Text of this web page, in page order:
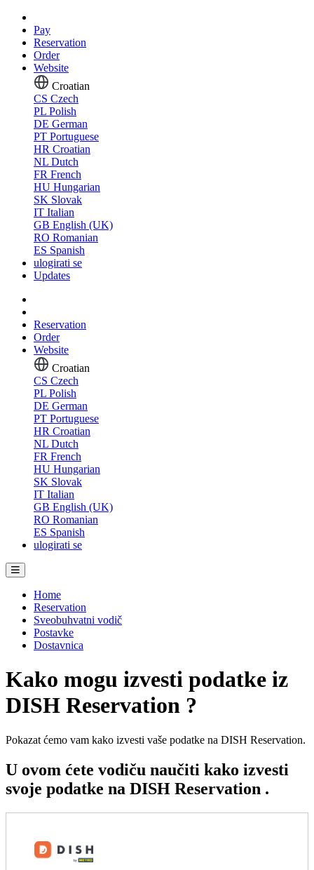
Pay
Reservation
Order
Website
Croatian
CS Czech
PL Polish
DE German
PT Portuguese
HR Croatian
NL Dutch
FR French
HU Hungarian
SK Slovak
IT Italian
GB English (UK)
RO Romanian
ES Spanish
ulogirati se
Updates
Reservation
Order
Website
Croatian
CS Czech
PL Polish
DE German
PT Portuguese
HR Croatian
NL Dutch
FR French
HU Hungarian
SK Slovak
IT Italian
GB English (UK)
RO Romanian
ES Spanish
ulogirati se
Home
Reservation
Sveobuhvatni vodič
Postavke
Dostavnica
Kako mogu izvesti podatke iz
DISH Reservation ?
Pokazat ćemo vam kako izvesti vaše podatke na DISH Reservation.
U ovom ćete vodiču naučiti kako izvesti
svoje podatke na DISH Reservation .